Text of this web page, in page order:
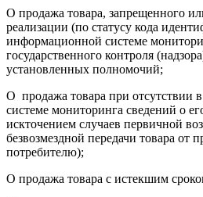
О продажа товара, запрещенного
реализации (по статусу кода
информационной системе
государственного контроля
установленных полномочий;
О продажа товара при отсутствии
системе мониторинга сведений о
искточением случаев первичной
безвозмездной передачи товара от
потребителю);
О продажа товара с истекшим